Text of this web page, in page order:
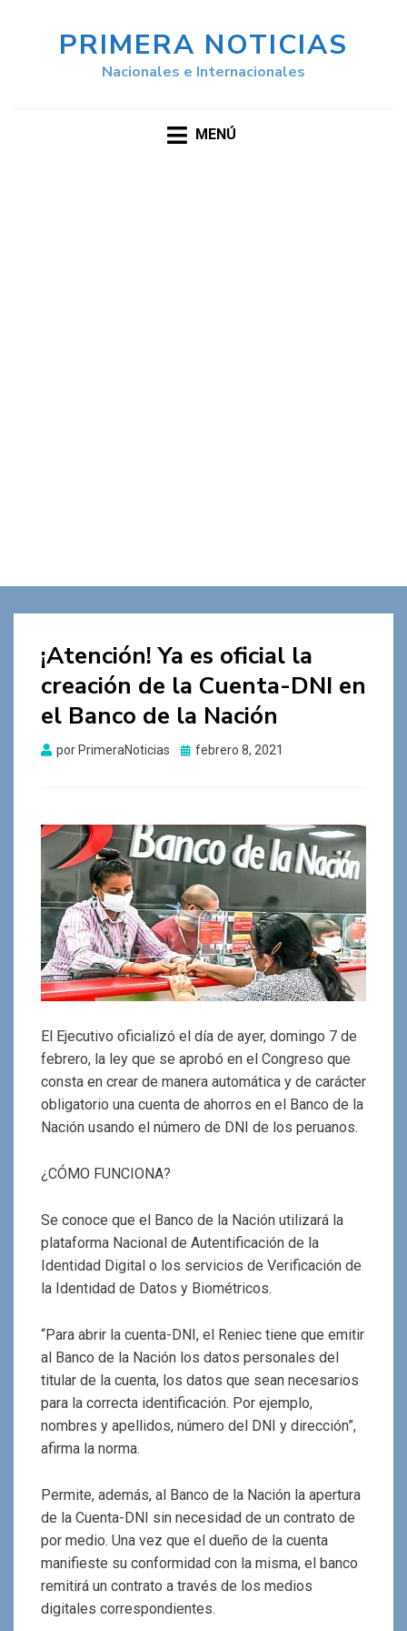
PRIMERA NOTICIAS
Nacionales e Internacionales
MENÚ
¡Atención! Ya es oficial la
creación de la Cuenta-DNI en
el Banco de la Nación
por PrimeraNoticias
Publicado
febrero 8, 2021
El Ejecutivo oficializó el día de ayer, domingo 7 de
febrero, la ley que se aprobó en el Congreso que
consta en crear de manera automática y de carácter
obligatorio una cuenta de ahorros en el Banco de la
Nación usando el número de DNI de los peruanos.
¿CÓMO FUNCIONA?
Se conoce que el Banco de la Nación utilizará la
plataforma Nacional de Autentificación de la
Identidad Digital o los servicios de Verificación de
la Identidad de Datos y Biométricos.
“Para abrir la cuenta-DNI, el Reniec tiene que emitir
al Banco de la Nación los datos personales del
titular de la cuenta, los datos que sean necesarios
para la correcta identificación. Por ejemplo,
nombres y apellidos, número del DNI y dirección”,
afirma la norma.
Permite, además, al Banco de la Nación la apertura
de la Cuenta-DNI sin necesidad de un contrato de
por medio. Una vez que el dueño de la cuenta
manifieste su conformidad con la misma, el banco
remitirá un contrato a través de los medios
digitales correspondientes.